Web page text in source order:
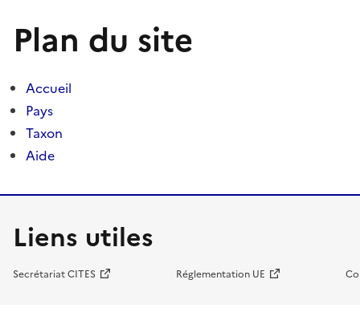
Plan du site
Accueil
Pays
Taxon
Aide
Liens utiles
Secrétariat CITES Réglementation UE